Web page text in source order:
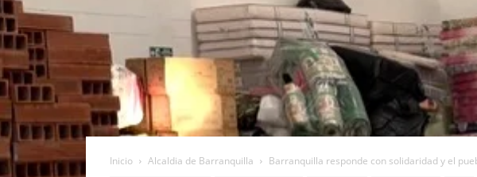
Inicio Alcaldia de Barranquilla Barranquilla responde con solidaridad y el